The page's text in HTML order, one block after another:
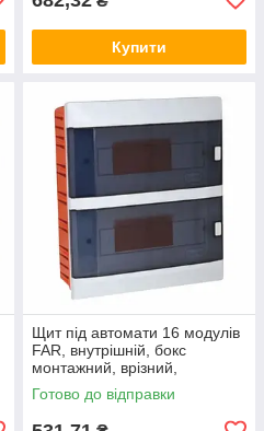
Купити
Щит під автомати 16 модулів
FAR, внутрішній, бокс
монтажний, врізний,
вбудований, прихований ФАР
F93 (Smart Rozetka)
Готово до відправки